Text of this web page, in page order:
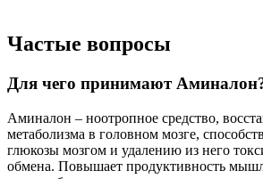
Частые вопросы
Для чего принимают
Аминалон – ноотропное средство,
метаболизма в головном мозге,
глюкозы мозгом и удалению из него
обмена. Повышает продуктивность